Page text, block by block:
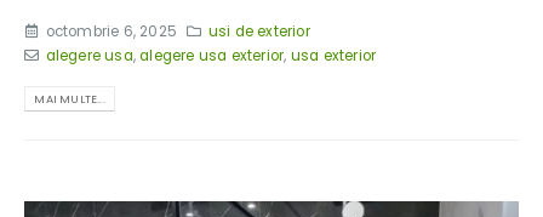
octombrie 6, 2025
usi de exterior
alegere usa,alegere usa exterior, usa exterior
MAI MULTE...